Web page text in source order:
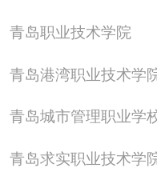
青岛职业技术学院
青岛港湾职业技术学
青岛城市管理职业学
青岛求实职业技术学